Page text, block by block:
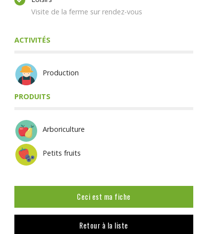
Visite de la ferme sur rendez-vous
ACTIVITÉS
Production
PRODUITS
Arboriculture
Petits fruits
Ceci est ma fiche
Retour à la liste